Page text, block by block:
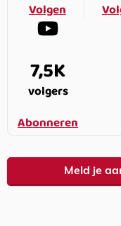
Volgen
7,5K
volgers
Abonneren
Meld je